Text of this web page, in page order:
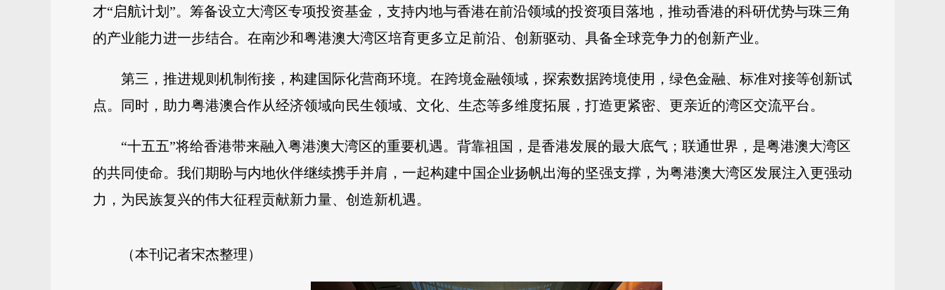
才“启航计划”。筹备设立大湾区专项投资基金，支持内地与香港在前沿领域的投资项目落地，推动香港的科研优势与珠三角
的产业能力进一步结合。在南沙和粤港澳大湾区培育更多立足前沿、创新驱动、具备全球竞争力的创新产业。
第三，推进规则机制衔接，构建国际化营商环境。在跨境金融领域，探索数据跨境使用，绿色金融、标准对接等创新试
点。同时，助力粤港澳合作从经济领域向民生领域、文化、生态等多维度拓展，打造更紧密、更亲近的湾区交流平台。
“十五五”将给香港带来融入粤港澳大湾区的重要机遇。背靠祖国，是香港发展的最大底气；联通世界，是粤港澳大湾区
的共同使命。我们期盼与内地伙伴继续携手并肩，一起构建中国企业扬帆出海的坚强支撑，为粤港澳大湾区发展注入更强动
力，为民族复兴的伟大征程贡献新力量、创造新机遇。
（本刊记者宋杰整理）